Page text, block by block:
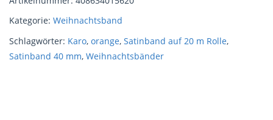
Kategorie: Weihnachtsband
Schlagwörter: Karo, orange, Satinband auf 20 m Rolle,
Satinband 40 mm, Weihnachtsbänder